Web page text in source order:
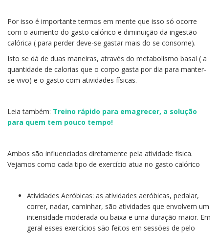
Por isso é importante termos em mente que isso só ocorre
com o aumento do gasto calórico e diminuição da ingestão
calórica ( para perder deve-se gastar mais do se consome).
Isto se dá de duas maneiras, através do metabolismo basal ( a
quantidade de calorias que o corpo gasta por dia para manter-
se vivo) e o gasto com atividades físicas.
Leia também: Treino rápido para emagrecer, a solução
para quem tem pouco tempo!
Ambos são influenciados diretamente pela atividade física.
Vejamos como cada tipo de exercício atua no gasto calórico
Atividades Aeróbicas: as atividades aeróbicas, pedalar,
correr, nadar, caminhar, são atividades que envolvem um
intensidade moderada ou baixa e uma duração maior. Em
geral esses exercícios são feitos em sessões de pelo